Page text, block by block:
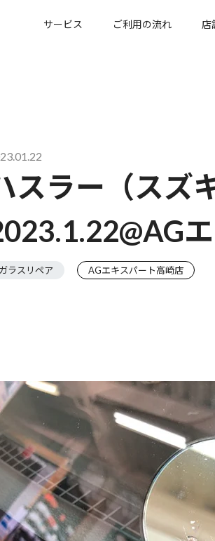
サービス ご利用の流れ 店
スラー（スズ
ラスリペア AGエキスパート高崎店